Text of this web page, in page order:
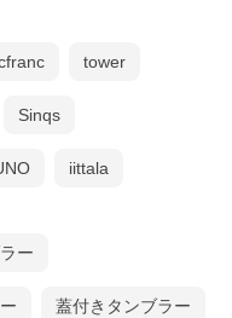
tower
Sinqs
iittala
ー
蓋付きタンブラー